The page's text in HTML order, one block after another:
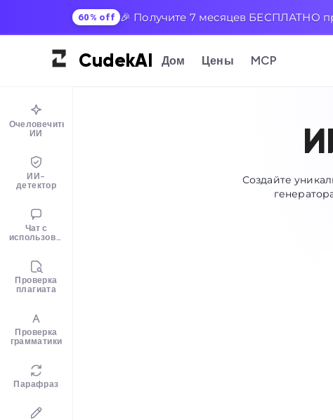
60% off 🎉 Получите 7 месяцев БЕСПЛАТНО
CudekAI Дом Цены MCP
Очеловечить
ИИ
ИИ-
детектор
Чат с
использованием
Проверка
плагиата
Проверка
грамматики
Парафраз
Создайте